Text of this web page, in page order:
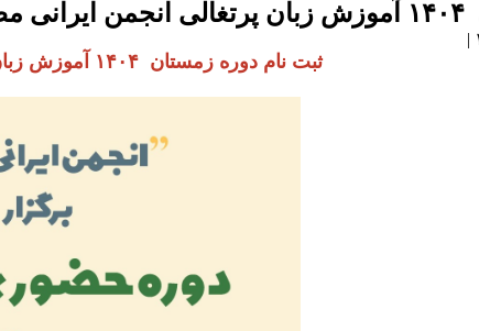
ثبت نام دوره زمستان ۱۴۰۴ آموزش زبان پرتغالی انجمن ایرانی مطالعات جهان آغاز شد